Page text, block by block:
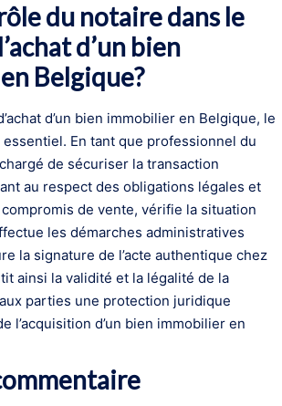
du notaire dans le
d’un bien
Belgique?
d’un bien immobilier en Belgique, le
En tant que professionnel du
de sécuriser la transaction
au respect des obligations légales et
de vente, vérifie la situation
les démarches administratives
la signature de l’acte authentique chez
ainsi la validité et la légalité de la
parties une protection juridique
l’acquisition d’un bien immobilier en